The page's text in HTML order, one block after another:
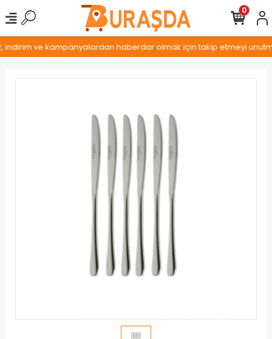
ve kampanyalardan haberdar olmak için takip etmeyi
0